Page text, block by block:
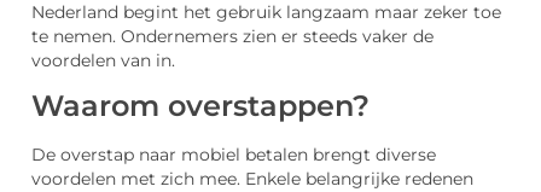
Nederland begint het gebruik langzaam maar zeker toe
te nemen. Ondernemers zien er steeds vaker de
voordelen van in.
Waarom overstappen?
De overstap naar mobiel betalen brengt diverse
voordelen met zich mee. Enkele belangrijke redenen